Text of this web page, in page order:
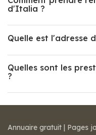
d'Italia ?
Quelle est l'adresse
Quelles sont les
?
Annuaire gratuit | Pages